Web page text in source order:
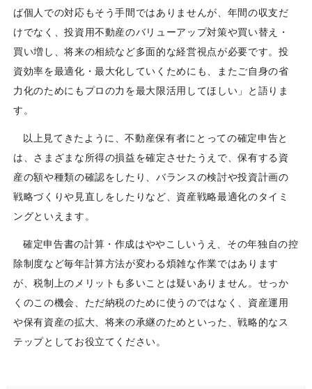
ば個人での対応もそう手間ではありませんが、年間の収支だ
けでなく、投資用不動産のバリューアップ対策や買い替え・
買い増し、将来の相続など多面的な経営視点が必要です。投
資効率を最適化・最大化していくためにも、またご自身の省
力化のためにもプロの力を最大限活用してほしい」と語りま
す。
以上見てきたように、不動産保有者にとっての確定申告と
は、さまざまな所得の損益を確定させたうえで、保有する資
産の額や種類の確認をしたり、バランスの検討や投資計画の
戦略づくりや見直しをしたりなど、資産戦略最適化のタイミ
ングといえます。
確定申告書の計算・作成はややこしいうえ、その年独自の控
除制度など毎年計算方法が変わる煩雑な作業ではあります
が、税制上のメリットも多いことは疑いありません。せっか
くのこの機会、ただ納税のために使うのではなく、資産運用
や保有資産の拡大、将来の承継のためといった、戦略的なス
テップとしてお役立てください。